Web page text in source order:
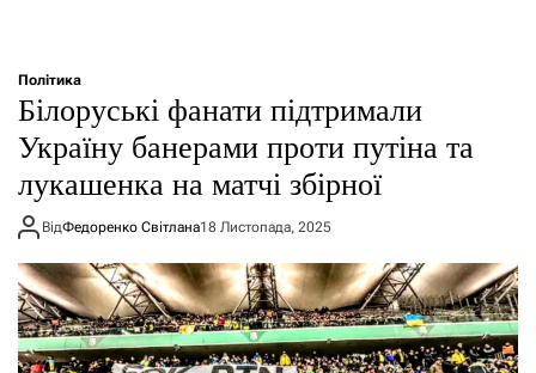
Політика
Білоруські фанати підтримали
Україну банерами проти путіна та
лукашенка на матчі збірної
ВідФедоренко Світлана18 Листопада, 2025